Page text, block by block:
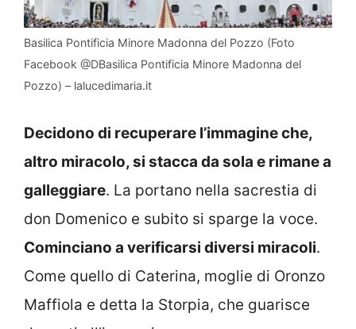
Basilica Pontificia Minore Madonna del Pozzo (Foto
Facebook @DBasilica Pontificia Minore Madonna del
Pozzo) – lalucedimaria.it
Decidono di recuperare l’immagine che,
altro miracolo, si stacca da sola e rimane a
galleggiare. La portano nella sacrestia di
don Domenico e subito si sparge la voce.
Cominciano a verificarsi diversi miracoli.
Come quello di Caterina, moglie di Oronzo
Maffiola e detta la Storpia, che guarisce